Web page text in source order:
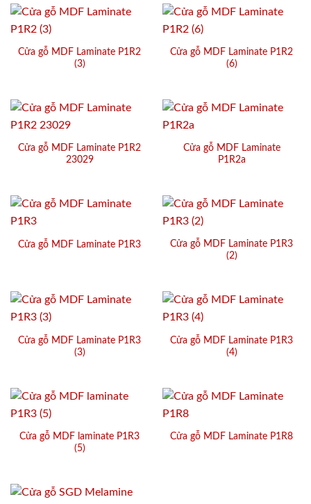
Cửa gỗ MDF Laminate P1R2
(3)
Cửa gỗ MDF Laminate P1R2
(6)
Cửa gỗ MDF Laminate P1R2
23029
Cửa gỗ MDF Laminate
P1R2a
Cửa gỗ MDF Laminate P1R3
Cửa gỗ MDF Laminate P1R3
(2)
Cửa gỗ MDF Laminate P1R3
(3)
Cửa gỗ MDF Laminate P1R3
(4)
Cửa gỗ MDF laminate P1R3
(5)
Cửa gỗ MDF Laminate P1R8